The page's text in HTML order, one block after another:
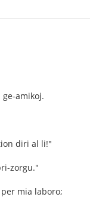
amikoj.
diri al li!"
zorgu."
mia laboro;